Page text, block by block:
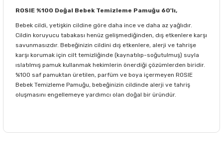
ROSIE %100 Doğal Bebek Temizleme Pamuğu 60'lı,
Bebek cildi, yetişkin cildine göre daha ince ve daha az yağlıdır.
Cildin koruyucu tabakası henüz gelişmediğinden, dış etkenlere karşı
savunmasızdır. Bebeğinizin cildini dış etkenlere, alerji ve tahrişe
karşı korumak için cilt temizliğinde (kaynatılıp-soğutulmuş) suyla
ıslatılmış pamuk kullanmak hekimlerin önerdiği çözümlerden biridir.
%100 saf pamuktan üretilen, parfüm ve boya içermeyen ROSIE
Bebek Temizleme Pamuğu, bebeğinizin cildinde alerji ve tahriş
oluşmasını engellemeye yardımcı olan doğal bir üründür.